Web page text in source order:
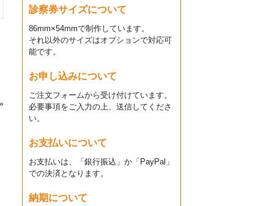
診察券サイズについて
86mm×54mmで制作しています。
それ以外のサイズはオプションで対応可
能です。
お申し込みについて
ご注文フォームから受け付けています。
必要事項をご入力の上、送信してくださ
い。
お支払いについて
お支払いは、「銀行振込」か「PayPal」
での決済となります。
納期について